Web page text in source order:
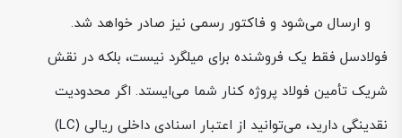
و ارسال می‌شود و فاکتور رسمی نیز صادر خواهد شد.
فولادسل فقط یک فروشنده برای میلگرد نیست، بلکه در نقش
شریک تأمین فولاد پروژه کنار شما می‌ایستد. اگر محدودیت
نقدینگی دارید، می‌توانید از اعتبار اسنادی داخلی ریالی (LC)